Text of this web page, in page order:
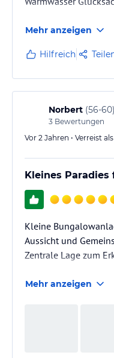
Mehr anzeigen
Hilfreich
Norbert (56-60)
3 Bewertungen
Vor 2 Jahren • Verreist
Kleines Paradies
Kleine
Aussicht und
Zentrale Lage zum
Mehr anzeigen